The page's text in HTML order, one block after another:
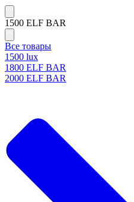
1500 ELF BAR
Все товары
1500 lux
1800 ELF BAR
2000 ELF BAR